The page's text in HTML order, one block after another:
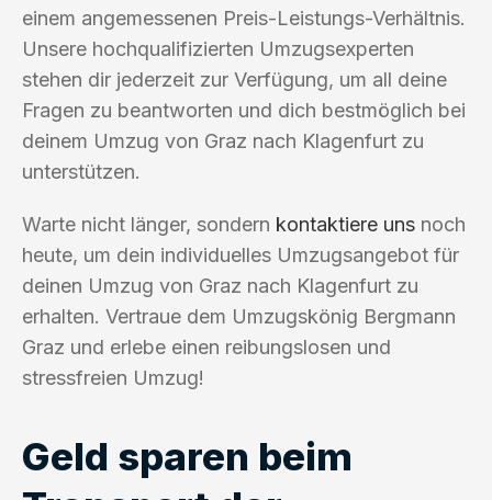
einem angemessenen Preis-Leistungs-Verhältnis.
Unsere hochqualifizierten Umzugsexperten
stehen dir jederzeit zur Verfügung, um all deine
Fragen zu beantworten und dich bestmöglich bei
deinem Umzug von Graz nach Klagenfurt zu
unterstützen.
Warte nicht länger, sondern kontaktiere uns noch
heute, um dein individuelles Umzugsangebot für
deinen Umzug von Graz nach Klagenfurt zu
erhalten. Vertraue dem Umzugskönig Bergmann
Graz und erlebe einen reibungslosen und
stressfreien Umzug!
Geld sparen beim